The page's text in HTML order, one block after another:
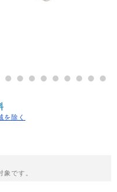
12 13 14 15 16 17 18 19 20
除く
象です。